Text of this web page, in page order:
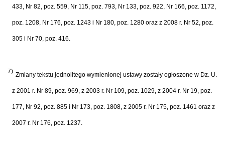
433, Nr 82, poz. 559, Nr 115, poz. 793, Nr 133, poz. 922, Nr 166, poz. 1172,
poz. 1208, Nr 176, poz. 1243 i Nr 180, poz. 1280 oraz z 2008 r. Nr 52, poz.
305 i Nr 70, poz. 416.
7) Zmiany tekstu jednolitego wymienionej ustawy zostały ogłoszone w Dz. U.
z 2001 r. Nr 89, poz. 969, z 2003 r. Nr 109, poz. 1029, z 2004 r. Nr 19, poz.
177, Nr 92, poz. 885 i Nr 173, poz. 1808, z 2005 r. Nr 175, poz. 1461 oraz z
2007 r. Nr 176, poz. 1237.